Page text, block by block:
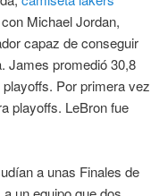
Michael Jordan,
capaz de conseguir
James promedió 30,8
Por primera vez
playoffs. LeBron fue
a unas Finales de